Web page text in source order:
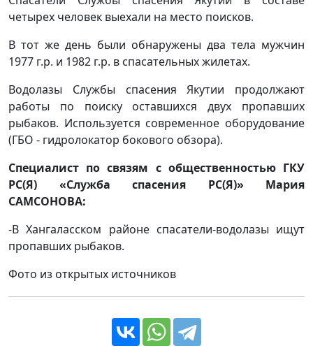
четырех человек выехали на место поисков.
В тот же день были обнаружены два тела мужчин
1977 г.р. и 1982 г.р. в спасательных жилетах.
Водолазы Службы спасения Якутии продолжают
работы по поиску оставшихся двух пропавших
рыбаков. Используется современное оборудование
(ГБО - гидролокатор бокового обзора).
Специалист по связям с общественностью ГКУ
РС(Я) «Служба спасения РС(Я)» Мария
САМСОНОВА:
-В Хангаласском районе спасатели-водолазы ищут
пропавших рыбаков.
Фото из открытых источников